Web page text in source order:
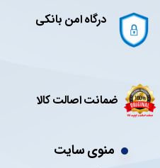
منوی سایت
درگاه امن بانکی
ضمانت اصالت کالا